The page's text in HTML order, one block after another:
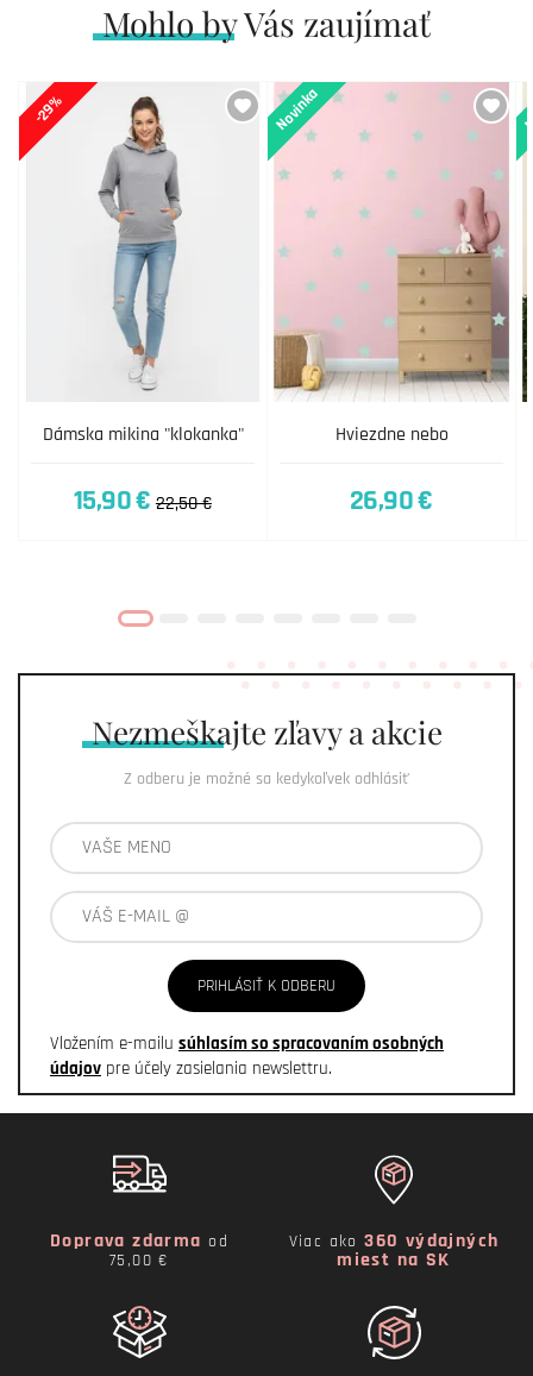
Mohlo by Vás zaujímať
Dámska mikina "klokanka"
-29%
15,90 € 22,50 €
Hviezdne nebo
Novinka
26,90 €
Nezmeškajte zľavy a akcie
Z odberu je možné sa kedykoľvek odhlásiť
PRIHLÁSIŤ K ODBERU
Vložením e-mailu súhlasím so spracovaním osobných
údajov pre účely zasielania newslettru.
Doprava zdarma od
75,00 €
Viac ako360 výdajných
miest na SK